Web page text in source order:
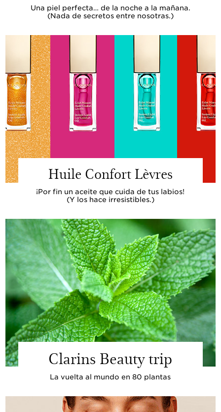
Una piel perfecta… de la noche a la mañana.
(Nada de secretos entre nosotras.)
Huile Confort Lèvres
¡Por fin un aceite que cuida de tus labios!
(Y los hace irresistibles.)
Clarins Beauty trip
La vuelta al mundo en 80 plantas